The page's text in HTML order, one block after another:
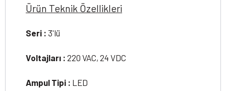
Ürün Teknik Özellikleri
Seri : 3'lü
Voltajları : 220 VAC, 24 VDC
Ampul Tipi : LED